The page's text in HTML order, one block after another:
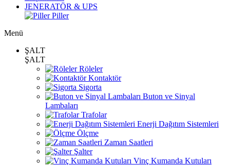
JENERATÖR & UPS
Piller
Menü
ŞALT
ŞALT
Röleler
Kontaktör
Sigorta
Buton ve Sinyal
Lambaları
Trafolar
Enerji Dağıtım Sistemleri
Ölçme
Zaman Saatleri
Şalter
Vinç Kumanda Kutuları